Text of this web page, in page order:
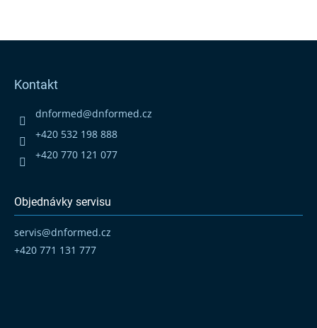
Kontakt
dnformed@dnformed.cz
+420 532 198 888
+420 770 121 077
Objednávky servisu
servis@dnformed.cz
+420 771 131 777